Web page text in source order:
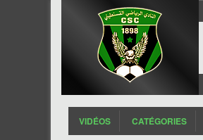
VIDÉOS CATÉGORIES